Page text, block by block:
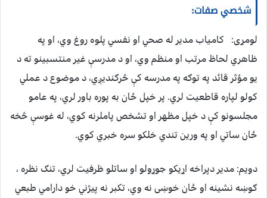
شخصي صفات:
لومړی: کامياب مدير له صحي او نفسي پلوه روغ وي، او په
ظاهري لحاظ مرتب او منظم وي، او د مدرسې غير منتسبینو ته د
يو مؤثر قائد په توګه په مدرسه کې څرګنديږي، د موضوع د عملي
کولو لپاره قاطعيت لري. پر خپل ځان به پوره باور لري، په عامو
مجلسونو کې د خپل مظهر او تشخص پاملرنه کوي، له غوسې څخه
ځان ساتي او په ورين تندي خلکو سره خبري کوي.
دويم: مدير دپراخه اړیکو جوړولو او ساتلو ظرفیت لري، تنګ نظره ،
ګوښه نشينه او ځان خوښی نه وي، تکبر نه پیژني خو دارامي طبعي